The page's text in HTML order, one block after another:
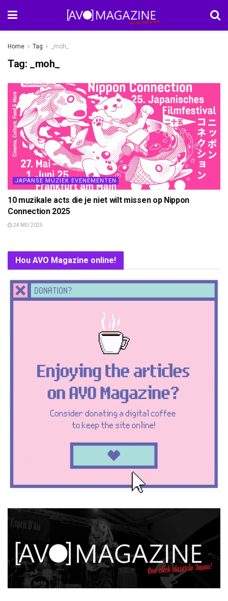
Home Tag _moh_
Tag: _moh_
JAPANSE MUZIEK EVENEMENTEN
10 muzikale acts die je niet wilt missen op Nippon
Connection 2025
24 MEI 2025
Hou AVO Magazine online!